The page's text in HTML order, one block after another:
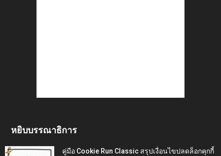
หยิบบรรณาธิการ
คู่มือ Cookie Run Classic สรุปเงื่อนไขปลดล็อกคุกกี้